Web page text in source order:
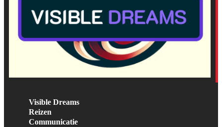
Visible Dreams
Reizen
Communicatie